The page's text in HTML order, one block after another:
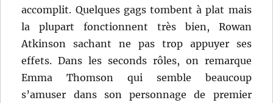
accomplit. Quelques gags tombent à plat mais
la plupart fonctionnent très bien, Rowan
Atkinson sachant ne pas trop appuyer ses
effets. Dans les seconds rôles, on remarque
Emma Thomson qui semble beaucoup
s’amuser dans son personnage de premier